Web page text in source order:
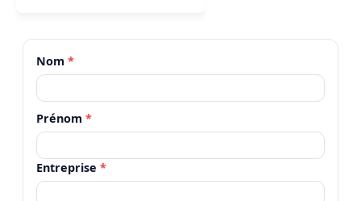
Nom *
Prénom *
Entreprise *